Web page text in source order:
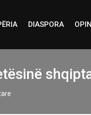
DIASPORA